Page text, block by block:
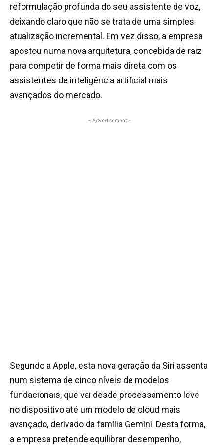
reformulação profunda do seu assistente de voz,
deixando claro que não se trata de uma simples
atualização incremental. Em vez disso, a empresa
apostou numa nova arquitetura, concebida de raiz
para competir de forma mais direta com os
assistentes de inteligência artificial mais
avançados do mercado.
- Advertisement -
Segundo a Apple, esta nova geração da Siri assenta
num sistema de cinco níveis de modelos
fundacionais, que vai desde processamento leve
no dispositivo até um modelo de cloud mais
avançado, derivado da família Gemini. Desta forma,
a empresa pretende equilibrar desempenho,